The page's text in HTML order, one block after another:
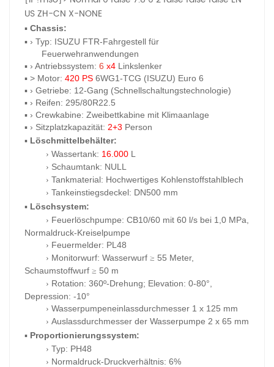
USZH-CN X-NONE
▪ Chassis:
▪ › Typ: ISUZU FTR-Fahrgestell für
Feuerwehranwendungen
▪ › Antriebssystem: 6 x4 Linkslenker
▪ > Motor: 420 PS 6WG1-TCG (ISUZU) Euro 6
▪ › Getriebe: 12-Gang (Schnellschaltungstechnologie)
▪ › Reifen: 295/80R22.5
▪ › Crewkabine: Zweibettkabine mit Klimaanlage
▪ › Sitzplatzkapazität: 2+3 Person
▪ Löschmittelbehälter:
› Wassertank: 16.000 L
› Schaumtank: NULL
› Tankmaterial: Hochwertiges Kohlenstoffstahlblech
› Tankeinstiegsdeckel: DN500 mm
▪ Löschsystem:
› Feuerlöschpumpe: CB10/60 mit 60 l/s bei 1,0 MPa,
Normaldruck-Kreiselpumpe
› Feuermelder: PL48
› Monitorwurf: Wasserwurf ≥ 55 Meter,
Schaumstoffwurf ≥ 50 m
› Rotation: 360º-Drehung; Elevation: 0-80°,
Depression: -10°
› Wasserpumpeneinlassdurchmesser 1 x 125 mm
› Auslassdurchmesser der Wasserpumpe 2 x 65 mm
▪ Proportionierungssystem:
› Typ: PH48
› Normaldruck-Druckverhältnis: 6%